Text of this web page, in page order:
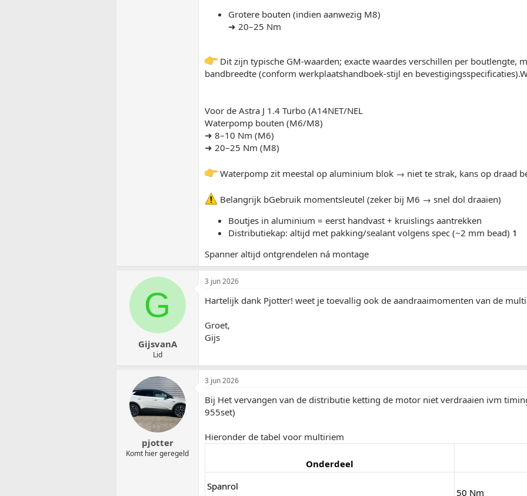
Grotere bouten (indien aanwezig M8)
➜ 20–25 Nm
Dit zijn typische GM-waarden; exacte waardes verschillen per boutlengte,
bandbreedte (conform werkplaatshandboek-stijl en
Voor de Astra J 1.4 Turbo (A14NET/NEL
Waterpomp bouten (M6/M8)
➜ 8–10 Nm (M6)
➜ 20–25 Nm (M8)
Waterpomp zit meestal op aluminium blok → niet te strak, kans op draad
Belangrijk bGebruik momentsleutel (zeker bij M6 → snel dol draaien)
Boutjes in aluminium = eerst handvast + kruislings aantrekken
Distributiekap: altijd met pakking/sealant volgens spec (~2 mm bead) 1
Spanner altijd ontgrendelen ná montage
G
GijsvanA
Lid
3 jun 2026
Hartelijk dank Pjotter! weet je toevallig ook de aandraaimomenten van de
Groet,
Gijs
pjotter
Komt hier geregeld
3 jun 2026
Bij Het vervangen van de distributie ketting de motor niet verdraaien ivm
955set)
Hieronder de tabel voor multiriem
Onderdeel
Spanrol
50 Nm